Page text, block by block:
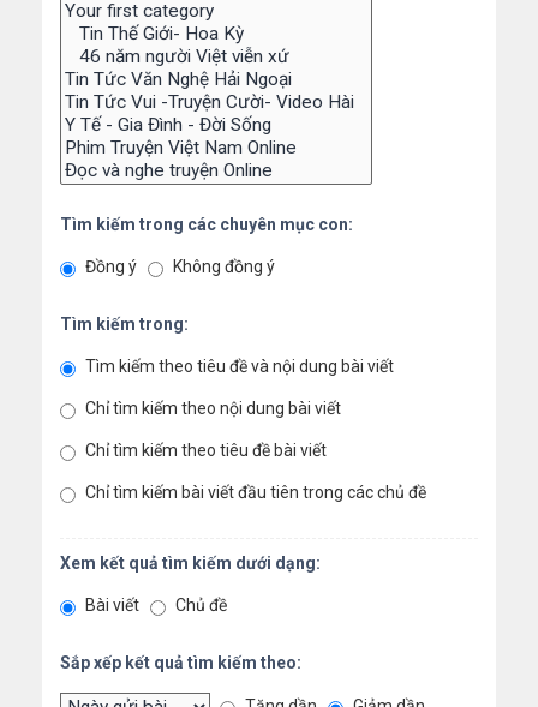
Tìm kiếm trong các chuyên mục con:
Đồng ý Không đồng ý
Tìm kiếm trong:
Tìm kiếm theo tiêu đề và nội dung bài viết
Chỉ tìm kiếm theo nội dung bài viết
Chỉ tìm kiếm theo tiêu đề bài viết
Chỉ tìm kiếm bài viết đầu tiên trong các chủ đề
Xem kết quả tìm kiếm dưới dạng:
Bài viết Chủ đề
Sắp xếp kết quả tìm kiếm theo: